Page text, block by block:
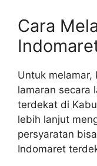
Cara
Untuk melamar,
lamaran secara
terdekat di
lebih lanjut
persyaratan
Indomaret